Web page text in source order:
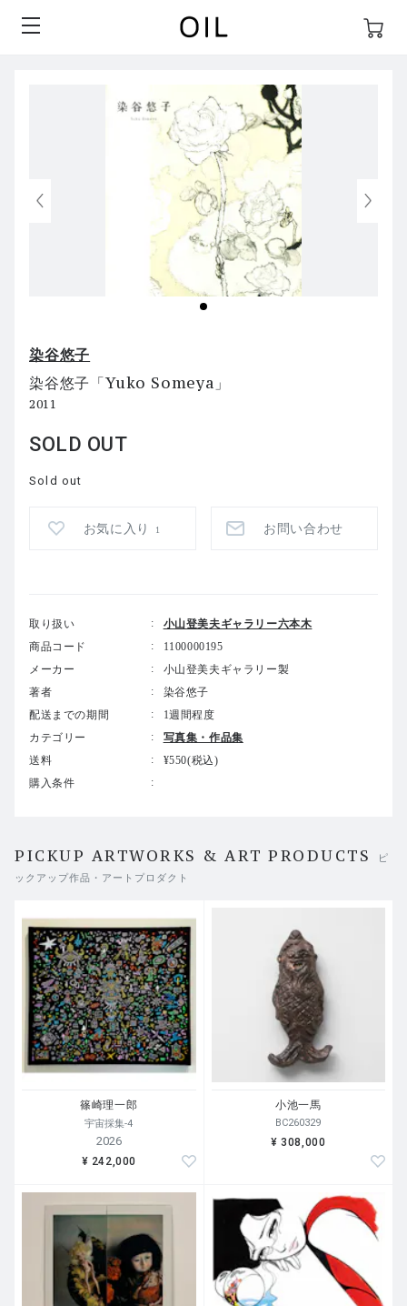
染谷悠子
染谷悠子「Yuko Someya」
2011
SOLD OUT
Sold out
お気に入り 1 お問い合わせ
取り扱い
小山登美夫ギャラリー六本木
商品コード
1100000195
メーカー
小山登美夫ギャラリー製
著者
染谷悠子
配送までの期間
1週間程度
カテゴリー
写真集・作品集
送料
¥550(税込)
購入条件
PICKUP ARTWORKS & ART PRODUCTS
ピ
ックアップ作品・アートプロダクト
篠崎理一郎
宇宙採集-4
2026
¥ 242,000
小池一馬
BC260329
¥ 308,000